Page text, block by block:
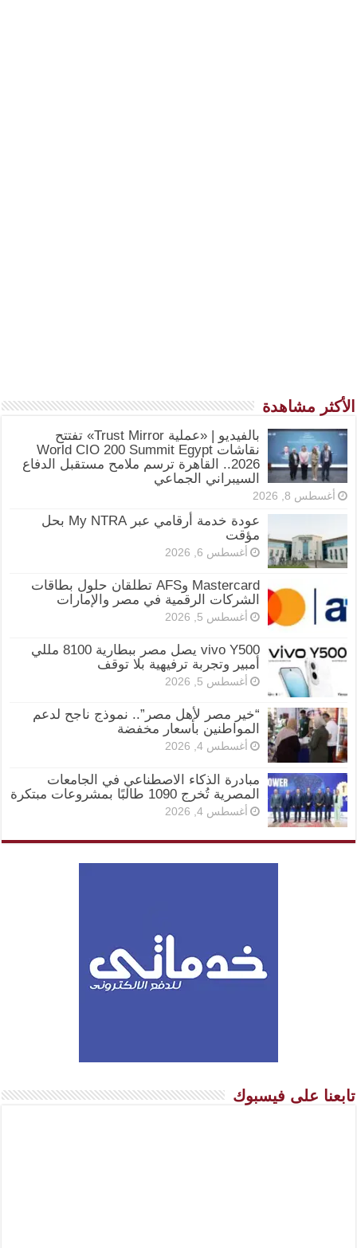
الأكثر مشاهدة
بالفيديو | «عملية Trust Mirror» تفتتح
نقاشات World CIO 200 Summit Egypt
2026.. القاهرة ترسم ملامح مستقبل الدفاع
السيبراني الجماعي
أغسطس 8, 2026
عودة خدمة أرقامي عبر My NTRA بحل
مؤقت
أغسطس 6, 2026
Mastercard وAFS تطلقان حلول بطاقات
الشركات الرقمية في مصر والإمارات
أغسطس 5, 2026
vivo Y500 يصل مصر ببطارية 8100 مللي
أمبير وتجربة ترفيهية بلا توقف
أغسطس 5, 2026
“خير مصر لأهل مصر”.. نموذج ناجح لدعم
المواطنين بأسعار مخفضة
أغسطس 4, 2026
مبادرة الذكاء الاصطناعي في الجامعات
المصرية تُخرج 1090 طالبًا بمشروعات مبتكرة
أغسطس 4, 2026
تابعنا على فيسبوك